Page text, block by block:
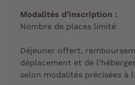
Modalités d’inscription :
Nombre de places limité
Déjeuner offert,
déplacement et de
selon modalités précisées à